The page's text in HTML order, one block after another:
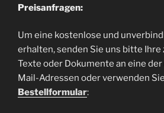
Preisanfragen:
Um eine kostenlose und
erhalten, senden Sie uns bitte Ihre
Texte oder Dokumente an eine
Mail-Adressen oder verwenden
Bestellformular: